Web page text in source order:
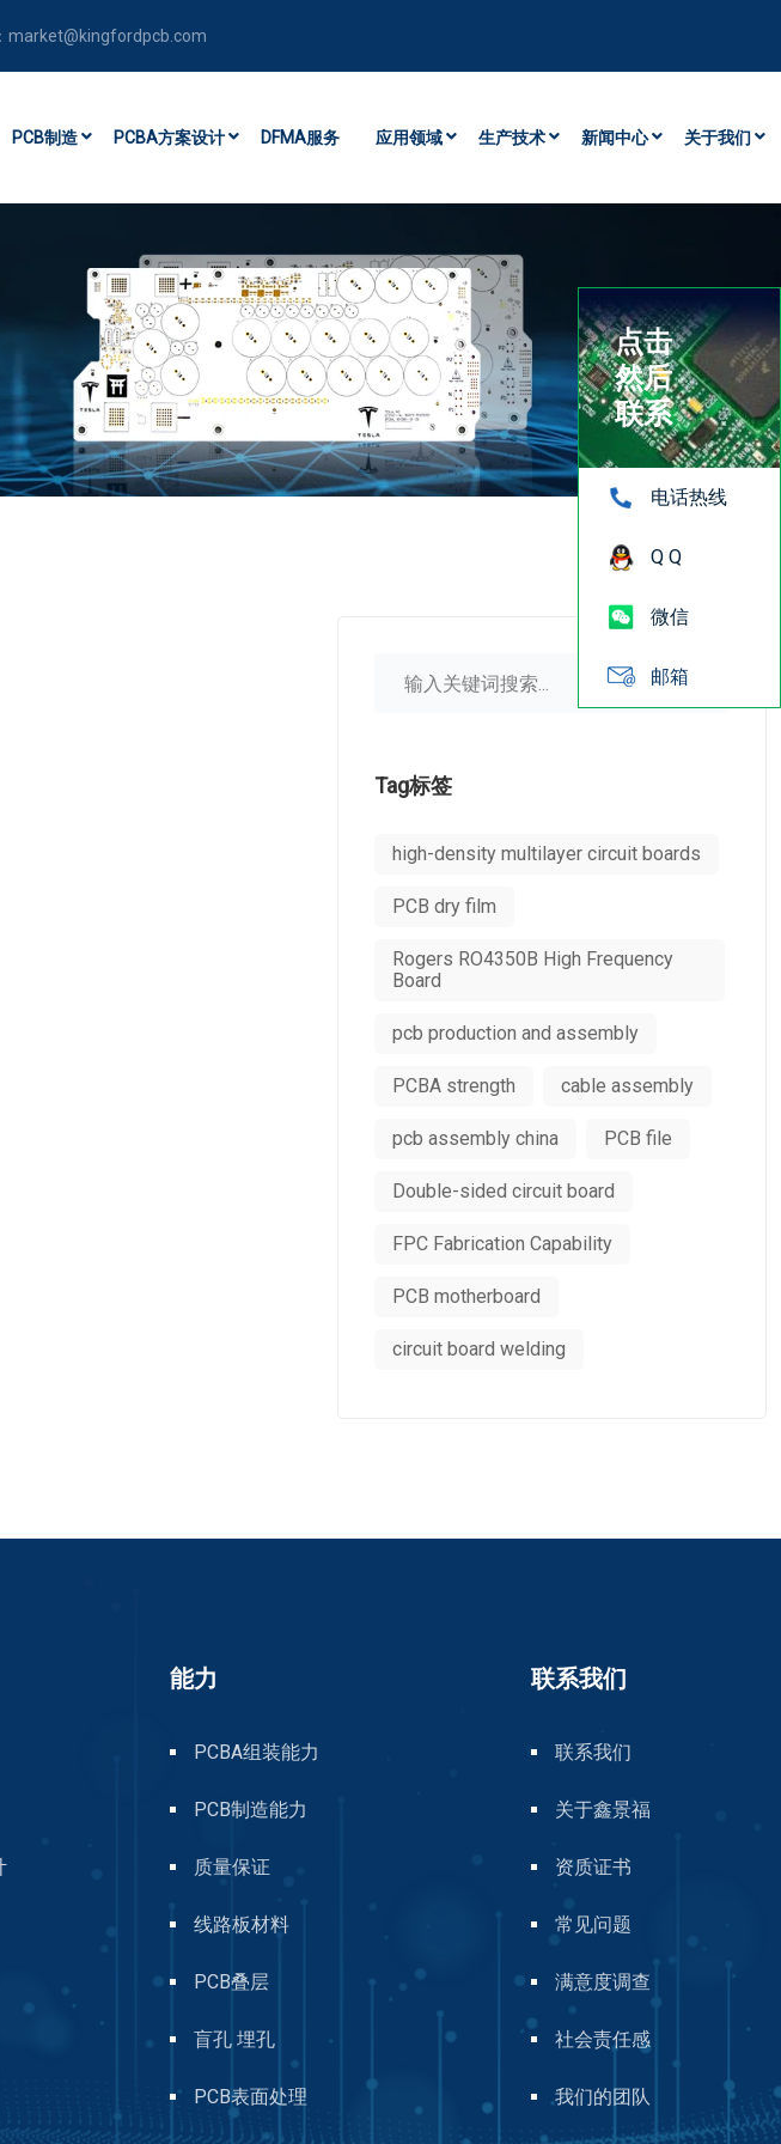
market@kingfordpcb.com
PCB制造 PCBA方案设计 DFMA服务 应用领域 生产技术 新闻中心 关于我们
Tag标签
high-density multilayer circuit boards
PCB dry film
Rogers RO4350B High Frequency
Board
pcb production and assembly
PCBA strength cable assembly
pcb assembly china PCB file
Double-sided circuit board
FPC Fabrication Capability
PCB motherboard
circuit board welding
能力
PCBA组装能力
PCB制造能力
质量保证
线路板材料
PCB叠层
盲孔 埋孔
PCB表面处理
联系我们
联系我们
关于鑫景福
资质证书
常见问题
满意度调查
社会责任感
我们的团队
点击
然后
联系
电话热线
Q Q
微信
邮箱